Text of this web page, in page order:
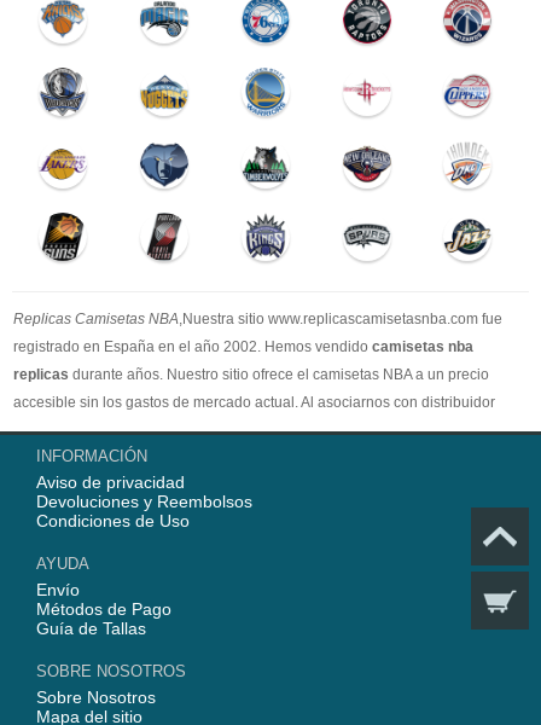
Replicas Camisetas NBA,Nuestra sitio www.replicascamisetasnba.com fue
registrado en España en el año 2002. Hemos vendido camisetas nba
replicas durante años. Nuestro sitio ofrece el camisetas NBA a un precio
accesible sin los gastos de mercado actual. Al asociarnos con distribuidor
oficial de camisetas NBA, garantizamos que todos nuestros artículos son
100% auténticos con embalaje original. Estamos dedicados a proporcionar la
mejor calidad camisetas nba a nuestros clientes ahora. En 2025,
www.replicascamisetasnba.com ofrecerá nuestro mejor servicio para que Ud.
INFORMACIÓN
Aviso de privacidad
Devoluciones y Reembolsos
Condiciones de Uso
AYUDA
Envío
Métodos de Pago
Guía de Tallas
SOBRE NOSOTROS
Sobre Nosotros
Mapa del sitio